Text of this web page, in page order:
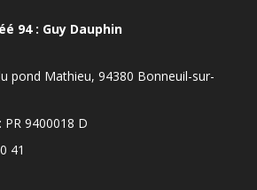
94 : Guy Dauphin
pond Mathieu, 94380 Bonneuil-sur-
PR 9400018 D
41